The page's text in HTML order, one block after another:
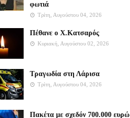
φωτιά
Τρίτη, Αυγούστου 04, 2026
Πέθανε ο Χ.Κατσαρός
Κυριακή, Αυγούστου 02, 2026
Τραγωδία στη Λάρισα
Τρίτη, Αυγούστου 04, 2026
Πακέτα με σχεδόν 700.000 ευρώ